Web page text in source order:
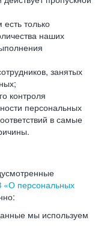
только
наших
занятых
контроля
персональных
в самые
«О персональных
мы используем